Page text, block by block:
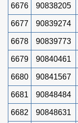
6676 90838205
6677 90839274
6678 90839773
6679 90840461
6680 90841567
6681 90848484
6682 90848631